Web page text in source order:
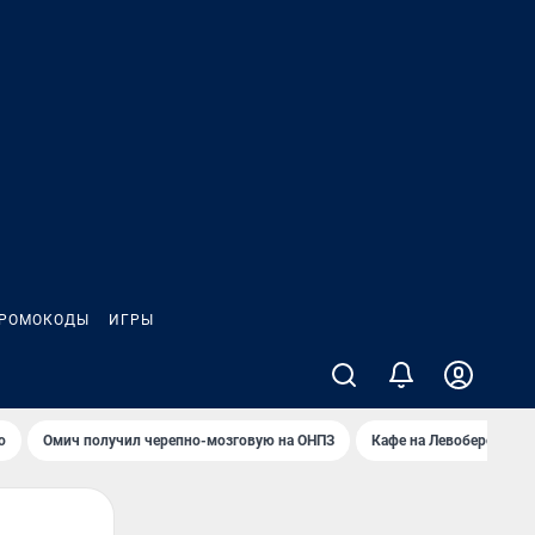
ИГРЫ
Омич получил черепно-мозговую на ОНПЗ Кафе на Левобережье